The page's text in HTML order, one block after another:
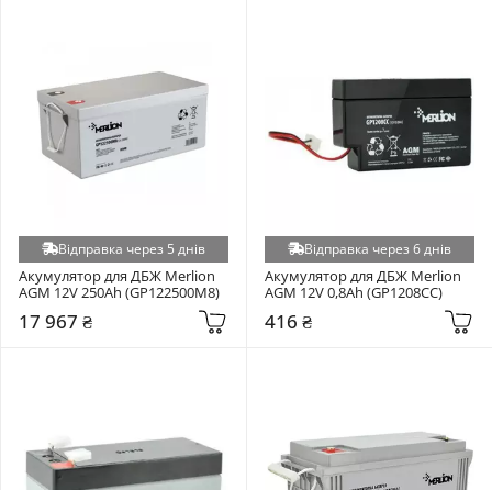
Відправка через 5 днів
Акумулятор для ДБЖ Merlion
AGM 12V 250Ah (GP122500M8)
17 967 ₴
Відправка через 6 днів
Акумулятор для ДБЖ Merlion
AGM 12V 0,8Ah (GP1208СС)
416 ₴